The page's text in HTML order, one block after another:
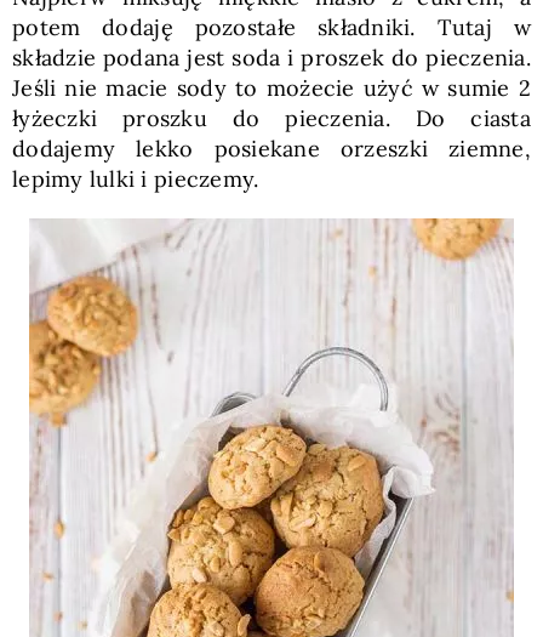
potem dodaję pozostałe składniki. Tutaj w
składzie podana jest soda i proszek do pieczenia.
Jeśli nie macie sody to możecie użyć w sumie 2
łyżeczki proszku do pieczenia. Do ciasta
dodajemy lekko posiekane orzeszki ziemne,
lepimy lulki i pieczemy.